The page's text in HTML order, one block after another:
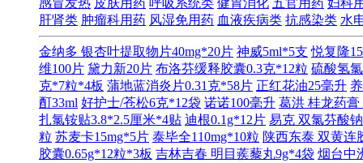
感冒发热 皮肤用药 呼吸系统类 健胃消化 五官用药 妇科
肝肾类 肿瘤科用药 风湿免用药 血液疾病类 抗感染类 水
金纳多 银杏叶提取物片40mg*20片 神威5ml*5支 悦复隆
维100片 黛力新20片 布洛芬缓释胶囊0.3克*12粒 硫酸氢
克*7粒*4板 蒲地蓝消炎片0.31克*58片 正红花油25毫升
酊33ml 好护士/苍松6克*12袋 诺诺100毫升 葛洪 桂龙药膏
扎氯铵贴3.8*2.5厘米*4贴 迪根0.1g*12片 易克 双氯芬酸
粒 苏麦卡15mg*5片 泰毕全110mg*10粒 陕西东泰 双黄连
胶囊0.65g*12粒*3板 吉林吉春 明目蒺藜丸9g*4袋 烟台中